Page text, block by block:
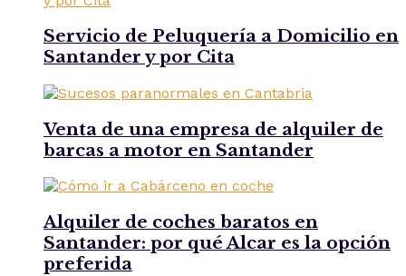
Servicio de Peluquería a Domicilio en
Santander y por Cita
Venta de una empresa de alquiler de
barcas a motor en Santander
Alquiler de coches baratos en
Santander: por qué Alcar es la opción
preferida